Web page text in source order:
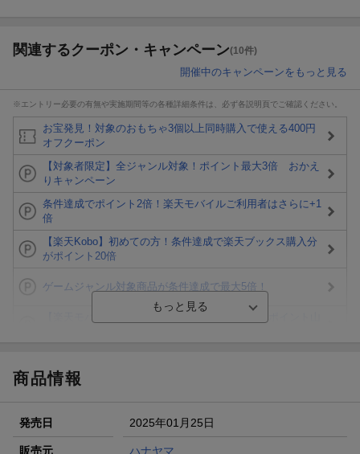
関連するクーポン・キャンペーン(10件)
開催中のキャンペーンをもっと見る
※エントリー必要の有無や実施期間等の各種詳細条件は、必ず各説明頁でご確認ください。
お宝発見！対象のおもちゃ3個以上同時購入で使える400円
オフクーポン
【対象者限定】全ジャンル対象！ポイント最大3倍 おかえ
りキャンペーン
条件達成でポイント2倍！楽天モバイルご利用者はさらに+1
倍
【楽天Kobo】初めての方！条件達成で楽天ブックス購入分
がポイント20倍
ゲームジャンル対象商品が条件達成で最大5倍！
ト山分け
エントリー＆3,000円以上購入で無料データSIM（3GB/月プ
ラン）が当たる！
商品情報
発売日 2025年01月25日
販売元 ハナヤマ